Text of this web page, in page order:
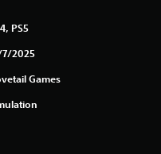
PS5
7/2025
Games